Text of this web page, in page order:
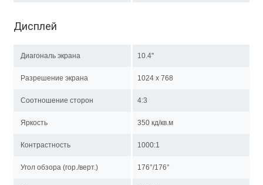
Дисплей
Диагональ экрана 10.4''
Разрешение экрана 1024 x 768
Соотношение сторон 4:3
Яркость 350 кд/кв.м
Контрастность 1000:1
Угол обзора (гор./верт.) 176°/176°